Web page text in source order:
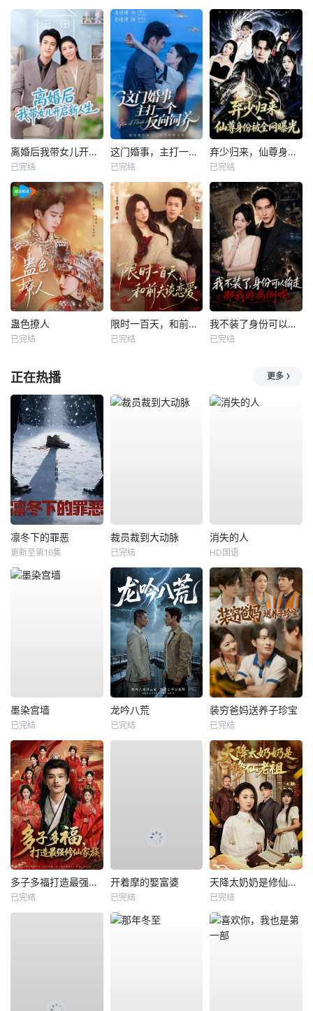
离婚后我带女儿开启新人生
已完结
这门婚事，主打一个反向饲养
已完结
弃少归来，仙尊身份被全网曝光
已完结
蛊色撩人
已完结
限时一百天，和前夫谈恋爱
已完结
我不装了身份可以偷走那我的病例呢
已完结
正在热播 更多
凛冬下的罪恶
更新至第16集
裁员裁到大动脉
已完结
消失的人
HD国语
墨染宫墙
已完结
龙吟八荒
已完结
装穷爸妈送养子珍宝
已完结
多子多福打造最强修仙家族
已完结
开着摩的娶富婆
已完结
天降太奶奶是修仙老祖
已完结